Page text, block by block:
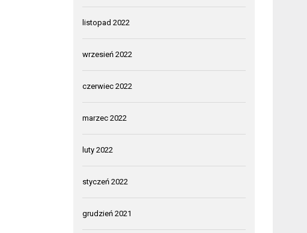
listopad 2022
wrzesień 2022
czerwiec 2022
marzec 2022
luty 2022
styczeń 2022
grudzień 2021